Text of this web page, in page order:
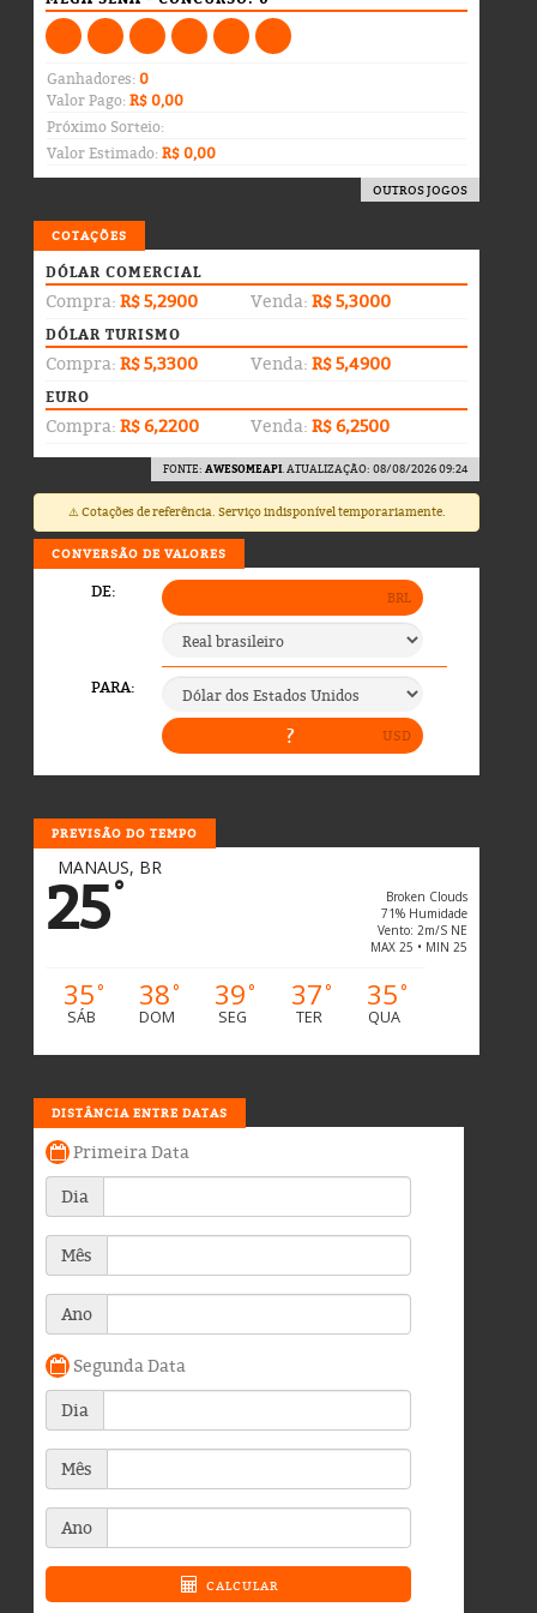
Ganhadores:0
Valor Pago:R$ 0,00
Próximo Sorteio:
Valor Estimado:R$ 0,00
OUTROS JOGOS
COTAÇÕES
DÓLAR COMERCIAL
Compra: R$ 5,2900 Venda: R$ 5,3000
DÓLAR TURISMO
Compra: R$ 5,3300 Venda: R$ 5,4900
EURO
Compra: R$ 6,2200 Venda: R$ 6,2500
FONTE: AWESOMEAPI. ATUALIZAÇÃO: 08/08/2026 09:24
⚠️ Cotações de referência. Serviço indisponível temporariamente.
CONVERSÃO DE VALORES
PREVISÃO DO TEMPO
MANAUS, BR
25°
Broken Clouds
71% Humidade
Vento: 2m/s NE
MAX 25 • MIN 25
35°
SÁB
38°
DOM
39°
SEG
37°
TER
35°
QUA
DISTÂNCIA ENTRE DATAS